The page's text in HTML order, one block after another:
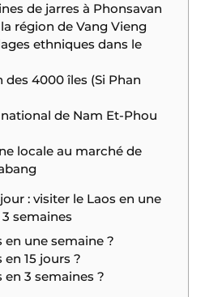
de jarres à Phonsavan
région de Vang Vieng
ethniques dans le
des 4000 îles (Si Phan
de Nam Et-Phou
locale au marché de
: visiter le Laos en une
semaines
en une semaine ?
15 jours ?
en 3 semaines ?